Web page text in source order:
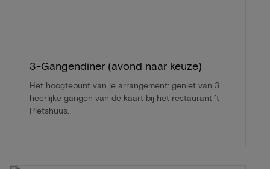
3-Gangendiner (avond naar keuze)
Het hoogtepunt van je arrangement: geniet van 3
heerlijke gangen van de kaart bij het restaurant ’t
Pietshuus.